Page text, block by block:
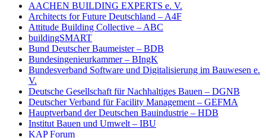
AACHEN BUILDING EXPERTS e. V.
Architects for Future Deutschland – A4F
Attitude Building Collective – ABC
buildingSMART
Bund Deutscher Baumeister – BDB
Bundesingenieurkammer – BIngK
Bundesverband Software und Digitalisierung im Bauwesen e.
V.
Deutsche Gesellschaft für Nachhaltiges Bauen – DGNB
Deutscher Verband für Facility Management – GEFMA
Hauptverband der Deutschen Bauindustrie – HDB
Institut Bauen und Umwelt – IBU
KAP Forum